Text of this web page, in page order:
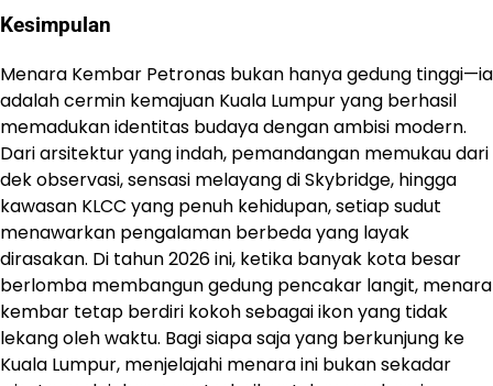
Kesimpulan
Menara Kembar Petronas bukan hanya gedung tinggi—ia
adalah cermin kemajuan Kuala Lumpur yang berhasil
memadukan identitas budaya dengan ambisi modern.
Dari arsitektur yang indah, pemandangan memukau dari
dek observasi, sensasi melayang di Skybridge, hingga
kawasan KLCC yang penuh kehidupan, setiap sudut
menawarkan pengalaman berbeda yang layak
dirasakan. Di tahun 2026 ini, ketika banyak kota besar
berlomba membangun gedung pencakar langit, menara
kembar tetap berdiri kokoh sebagai ikon yang tidak
lekang oleh waktu. Bagi siapa saja yang berkunjung ke
Kuala Lumpur, menjelajahi menara ini bukan sekadar